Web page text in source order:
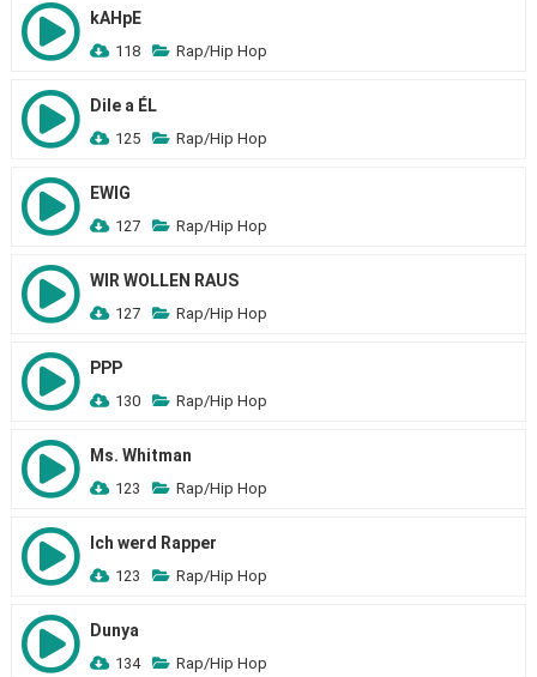
kAHpE
118 Rap/Hip Hop
Dile a ÉL
125 Rap/Hip Hop
EWIG
127 Rap/Hip Hop
WIR WOLLEN RAUS
127 Rap/Hip Hop
PPP
130 Rap/Hip Hop
Ms. Whitman
123 Rap/Hip Hop
Ich werd Rapper
123 Rap/Hip Hop
Dunya
134 Rap/Hip Hop